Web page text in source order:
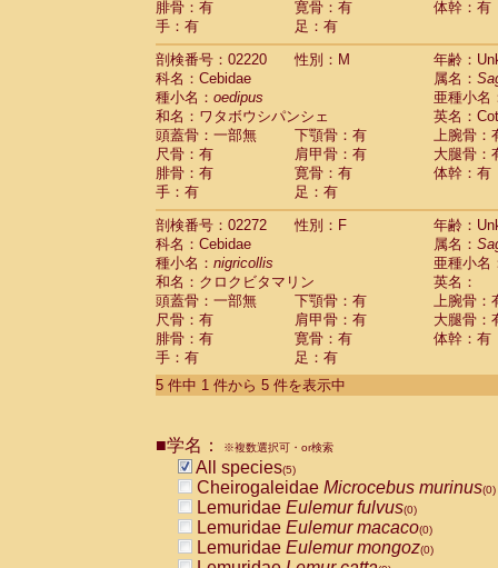
Atelidae Lagothrix lagothricha
AtelidaeLagothrix lagothricha cana(0)
Pitheciidae
Cacajao calvus
Pitheciidae
Callicebus cupreus(0)
Pitheciidae Callicebus donacophilus(0)
PitheciidaeCallicebus moloch(0)
Pitheciidae Callicebus torquatus(0)
Pitheciidae Callicebus
Pitheciidae Chiropotes satanas
Pitheciidae Pithecia monachus
Pitheciidae Pithecia pithecia (0)
Cercopithecidae Cercocebus agilis (0)
Cercopithecidae
Cercocebus
Cercopithecidae
Cercocebus
CercopithecidaeCercocebus
CercopithecidaeCercocebus
CercopithecidaeCercocebus hybrid(0)
CercopithecidaeCercocebus
CercopithecidaeLophocebus
CercopithecidaePapio hamadryas
Cercopithecidae
CercopithecidaePapiospp. (0)
CercopithecidaeMandrillus
CercopithecidaeMandrillus sphinx
CercopithecidaeTheropithecus
CercopithecidaeMacaca arctoides
腓骨：有
寛骨：有
体幹：有
手：有
足：有
剖検番号：02220
性別：M
年齢：
科名：Cebidae
属名：
種小名： oedipus
亜種小名
和名：ワタボウシパンシェ
英名：
頭蓋骨：一部無
下顎骨：有
上腕骨：
尺骨：有
肩甲骨：有
大腿骨：
腓骨：有
寛骨：有
体幹：有
手：有
足：有
剖検番号：02272
性別：F
年齢：
科名：Cebidae
属名：
種小名： nigricollis
亜種小名
和名：クロクビタマリン
英名：
頭蓋骨：一部無
下顎骨：有
上腕骨：
尺骨：有
肩甲骨：有
大腿骨：
腓骨：有
寛骨：有
体幹：有
手：有
足：有
5 件中 1 件から 5 件を表示中
■学名： ※複数選択可・or検索
All species(5)
Cheirogaleidae Microcebus murinus(0)
Lemuridae Eulemur fulvus(0)
Lemuridae Eulemur macaco(0)
Lemuridae Eulemur mongoz(0)